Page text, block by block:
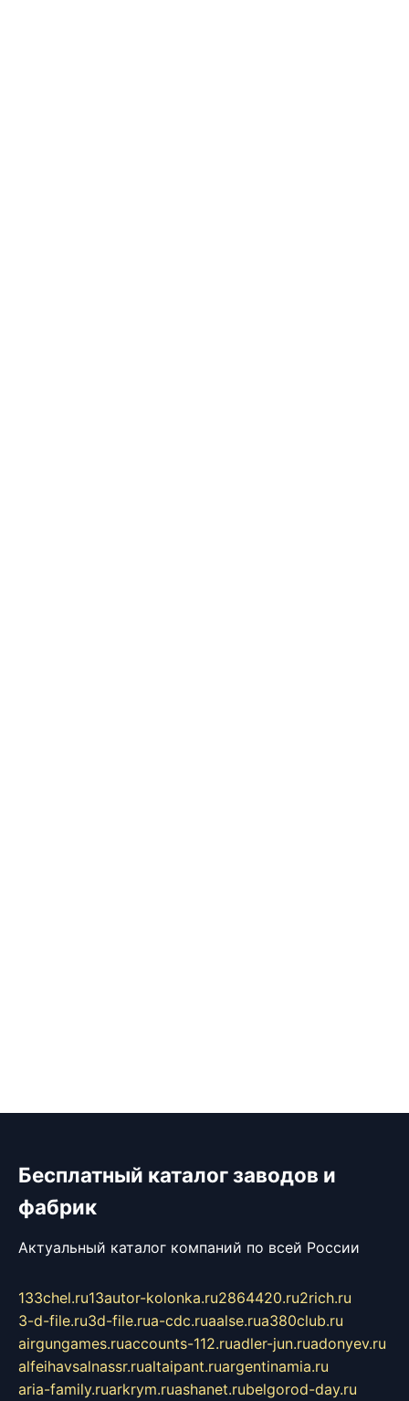
Бесплатный каталог заводов и
фабрик
Актуальный каталог компаний по всей России
133chel.ru13autor-kolonka.ru2864420.ru2rich.ru
3-d-file.ru3d-file.rua-cdc.ruaalse.rua380club.ru
airgungames.ruaccounts-112.ruadler-jun.ruadonyev.ru
alfeihavsalnassr.rualtaipant.ruargentinamia.ru
aria-family.ruarkrym.ruashanet.rubelgorod-day.ru